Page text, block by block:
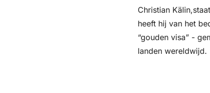
Christian
heeft hij van het
“gouden visa” -
landen wereldwijd.